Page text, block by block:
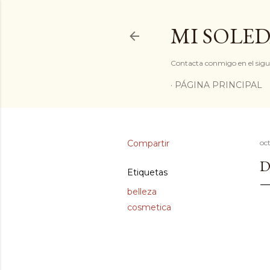
MI
Contacta conmigo en el
PÁGINA PRINCIPAL
Compartir
Etiquetas
belleza
cosmetica